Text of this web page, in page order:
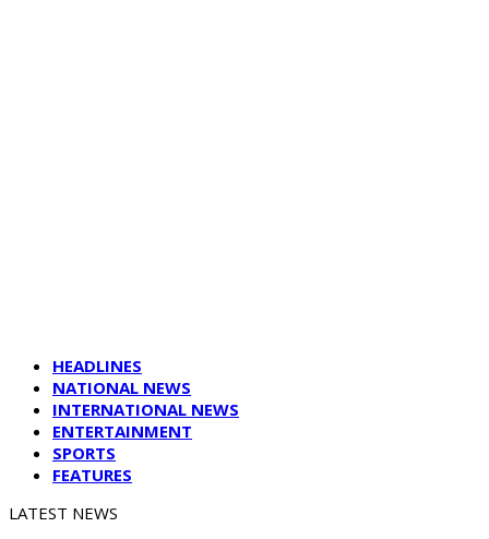
HEADLINES
NATIONAL NEWS
INTERNATIONAL NEWS
ENTERTAINMENT
SPORTS
FEATURES
LATEST NEWS